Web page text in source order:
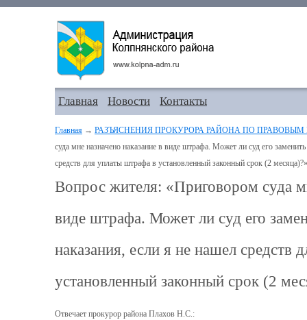
Главная Новости Контакты
Главная → РАЗЪЯСНЕНИЯ ПРОКУРОРА РАЙОНА ПО
суда мне назначено наказание в виде штрафа. Может ли суд его
средств для уплаты штрафа в установленный законный срок (2 месяца)?»
Вопрос жителя: «Приговором суда
виде штрафа. Может ли суд его
наказания, если я не нашел средств
установленный законный срок (2
Отвечает прокурор района Плахов Н.С.: